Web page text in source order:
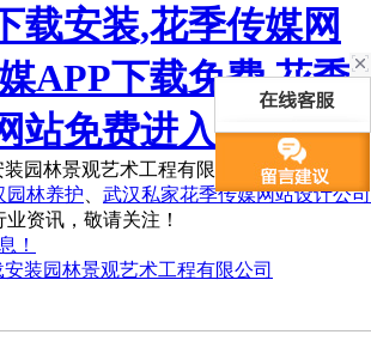
载安装,花季传媒网
APP下载免费,花季
站免费进入
园林景观艺术工程有限公司为您免费提供
园林养护
武汉私家花季传媒网站设计公司
讯，敬请关注！
！